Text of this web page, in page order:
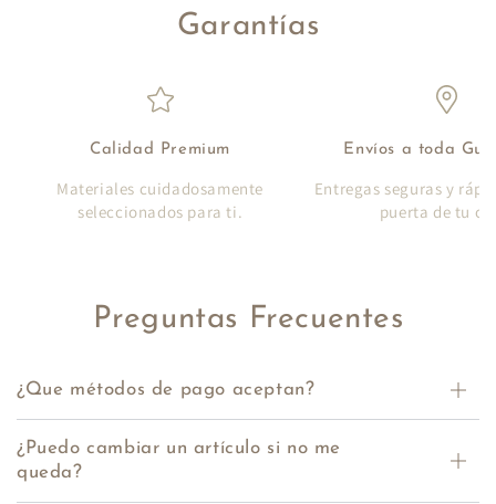
Garantías
Calidad Premium
Materiales cuidadosamente
seleccionados para ti.
Envíos a toda
Entregas seguras y
puerta de tu
Preguntas Frecuentes
¿Que métodos de pago aceptan?
¿Puedo cambiar un artículo si no me
queda?